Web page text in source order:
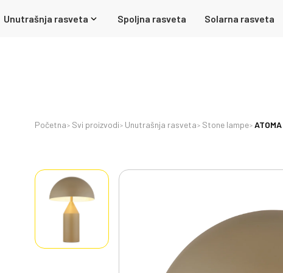
Unutrašnja rasveta Spoljna rasveta Solarna rasveta
Početna Svi proizvodi Unutrašnja rasveta Stone lampe